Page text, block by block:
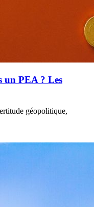
un PEA ? Les
géopolitique,